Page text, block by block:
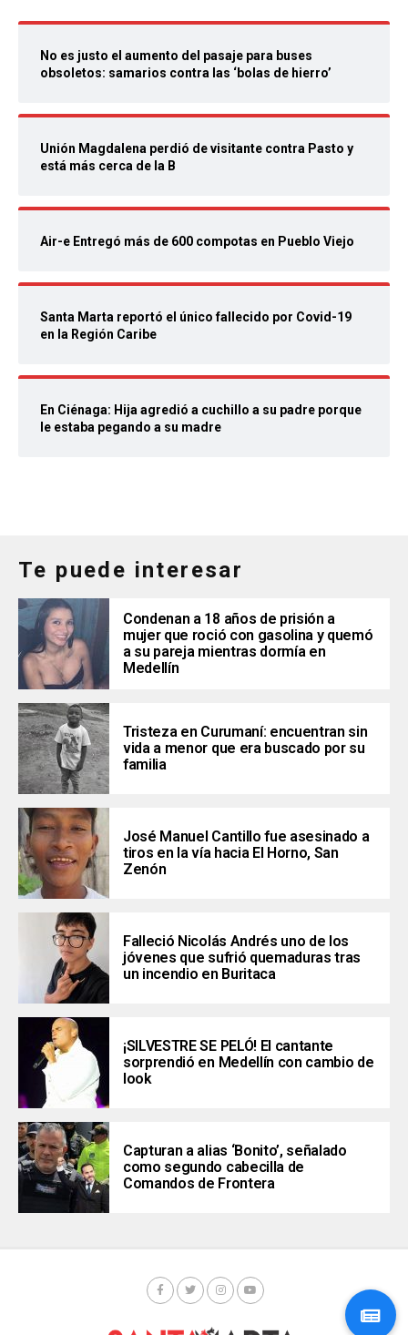
No es justo el aumento del pasaje para buses
obsoletos: samarios contra las ‘bolas de hierro’
Unión Magdalena perdió de visitante contra Pasto y
está más cerca de la B
Air-e Entregó más de 600 compotas en Pueblo Viejo
Santa Marta reportó el único fallecido por Covid-19
en la Región Caribe
En Ciénaga: Hija agredió a cuchillo a su padre porque
le estaba pegando a su madre
Te puede interesar
Condenan a 18 años de prisión a
mujer que roció con gasolina y quemó
a su pareja mientras dormía en
Medellín
Tristeza en Curumaní: encuentran sin
vida a menor que era buscado por su
familia
José Manuel Cantillo fue asesinado a
tiros en la vía hacia El Horno, San
Zenón
Falleció Nicolás Andrés uno de los
jóvenes que sufrió quemaduras tras
un incendio en Buritaca
¡SILVESTRE SE PELÓ! El cantante
sorprendió en Medellín con cambio de
look
Capturan a alias ‘Bonito’, señalado
como segundo cabecilla de
Comandos de Frontera